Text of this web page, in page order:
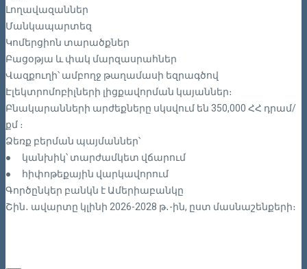
Լողավազաններ
Մանկապարտեզ
Կոմերցիոն տարածքներ
Բացօթյա և փակ մարզասրահներ
Վազքուղի՝ ամբողջ թաղամասի եզրագծով
Էլեկտրոմոբիլների լիցքավորման կայաններ։
Բնակարանների արժեքները սկսվում են 350,000 ՀՀ դրամ/
քմ ։
Ձեռք բերման պայմաններ՝
●
կանխիկ՝ տարժամկետ վճարում
●
հիփոթեքային վարկավորում
Գործընկեր բանկն է Ամերիաբանկը
Շին․ ավարտը կլինի 2026-2028 թ․-ին, ըստ մասնաշենքերի։